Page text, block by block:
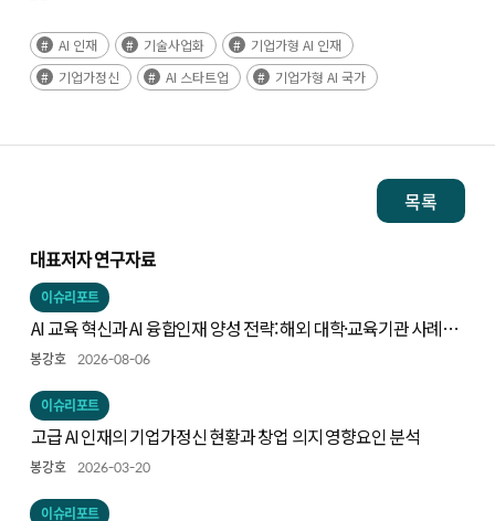
AI 인재 기술사업화
기업가형 AI 인재
기업가정신
AI 스타트업 기업가형 AI 국가
목록
대표저자 연구자료
이슈리포트
AI 교육 혁신과 AI 융합인재 양성 전략: 해외 대학·교육기관 사례와
시사점
봉강호 2026-08-06
이슈리포트
고급 AI 인재의 기업가정신 현황과 창업 의지 영향요인 분석
봉강호 2026-03-20
이슈리포트